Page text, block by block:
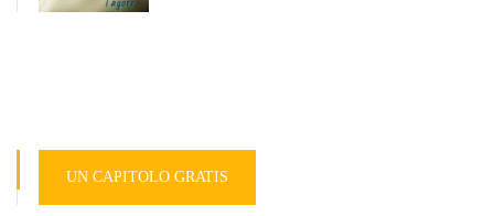
UN CAPITOLO GRATIS